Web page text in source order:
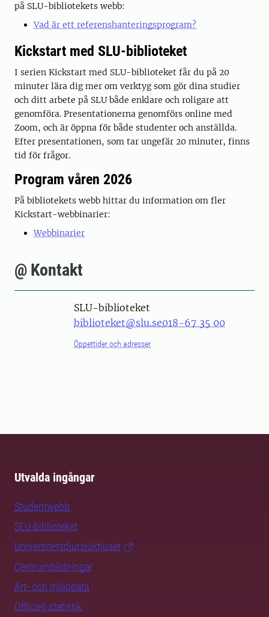
på SLU-bibliotekets webb:
Vad är ett referenshanteringsprogram?
Kickstart med SLU-biblioteket
I serien Kickstart med SLU-biblioteket får du på 20
minuter lära dig mer om verktyg som gör dina studier
och ditt arbete på SLU både enklare och roligare att
genomföra. Presentationerna genomförs online med
Zoom, och är öppna för både studenter och anställda.
Efter presentationen, som tar ungefär 20 minuter, finns
tid för frågor.
Program våren 2026
På bibliotekets webb hittar du information om fler
Kickstart-webbinarier:
Webbinarier
@ Kontakt
SLU-biblioteket
biblioteket@slu.se018-67 35 00
Öppettider och adresser
Utvalda ingångar
Studentwebb
SLU-biblioteket
Universitetsdjursjukhuset
Centrumbildningar
Art- och miljödata
Officiell statistik